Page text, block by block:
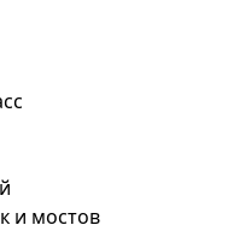
и мостов